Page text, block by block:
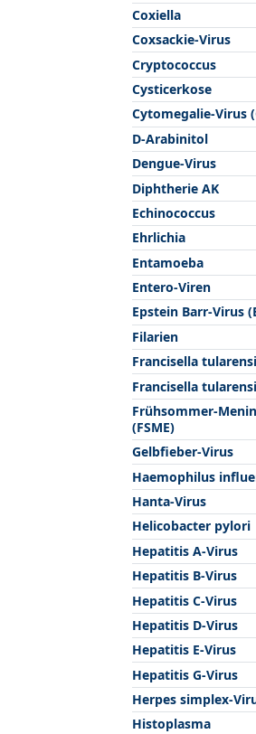
Coxiella
Coxsackie-Virus
Cryptococcus
Cysticerkose
Cytomegalie-Virus
D-Arabinitol
Dengue-Virus
Diphtherie AK
Echinococcus
Ehrlichia
Entamoeba
Entero-Viren
Epstein Barr-Virus
Filarien
Francisella
Francisella
Frühsommer-
(FSME)
Gelbfieber-Virus
Haemophilus
Hanta-Virus
Helicobacter pylori
Hepatitis A-Virus
Hepatitis B-Virus
Hepatitis C-Virus
Hepatitis D-Virus
Hepatitis E-Virus
Hepatitis G-Virus
Herpes simplex-
Histoplasma